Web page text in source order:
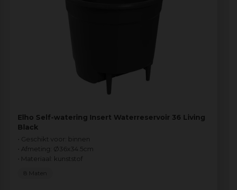
Elho Self-watering Insert Waterreservoir 36 Living
Black
• Geschikt voor: binnen
• Afmeting: Ø36x34.5cm
• Materiaal: kunststof
8 Maten